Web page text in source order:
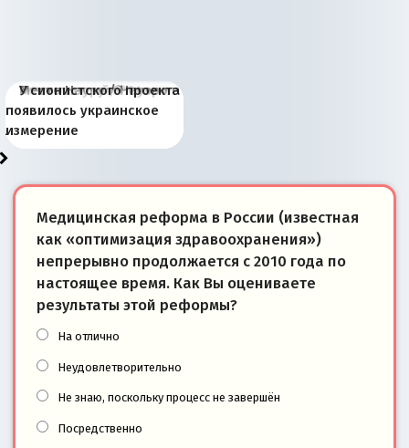
Киевская марионетка
Запада рассказала о
«переобувании» хозяев
В России назрели
перемены: 15 шагов к
суверенной экономике
Миграционный пожар
Европы
Россия начинает
сбрасывать балласт
Анкориджа
Россия зимой 1904
года: первые уступки во
внутренней политике
Русская нация вчера и
сегодня
Почему правый крах в
Варшаве не поможет её
отношениям с Россией?
Место Науру / Науэро в
современной истории
Южной Осетии
У сионистского проекта
появилось украинское
измерение
Медицинская реформа в России (известная
как «оптимизация здравоохранения»)
непрерывно продолжается с 2010 года по
настоящее время. Как Вы оцениваете
результаты этой реформы?
На отлично
Неудовлетворительно
Не знаю, поскольку процесс не завершён
Посредственно